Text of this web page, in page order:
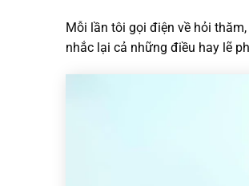
Mỗi lần tôi gọi điện về hỏi
nhắc lại cả những điều hay lẽ